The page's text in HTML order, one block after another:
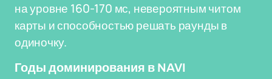
на уровне 160-170 мс, невероятным читом
карты и способностью решать раунды в
одиночку.
Годы доминирования в NAVI